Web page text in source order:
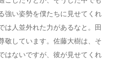
強い姿勢を僕たちに見せてくれ
は人並外れた力があるなと。田
敬しています。佐藤大樹は、そ
はないですが、彼が見せてくれ